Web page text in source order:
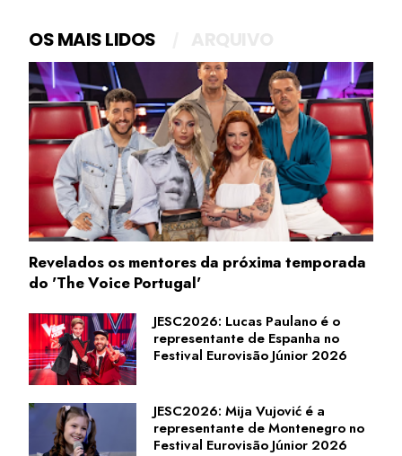
OS MAIS LIDOS
Revelados os mentores da próxima temporada
do 'The Voice Portugal'
JESC2026: Lucas Paulano é o
representante de Espanha no
Festival Eurovisão Júnior 2026
JESC2026: Mija Vujović é a
representante de Montenegro no
Festival Eurovisão Júnior 2026